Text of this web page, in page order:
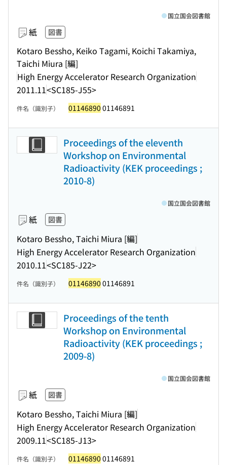
紙 図書
Kotaro Bessho, Keiko Tagami, Koichi Takamiya,
Taichi Miura [編]
High Energy Accelerator Research Organization
2011.11<SC185-J55>
国立国会図書館
件名（識別子） 01146890 01146891
Proceedings of the eleventh
Workshop on Environmental
Radioactivity (KEK proceedings ;
2010-8)
紙 図書
Kotaro Bessho, Taichi Miura [編]
High Energy Accelerator Research Organization
2010.11<SC185-J22>
国立国会図書館
件名（識別子） 01146890 01146891
Proceedings of the tenth
Workshop on Environmental
Radioactivity (KEK proceedings ;
2009-8)
紙 図書
Kotaro Bessho, Taichi Miura [編]
High Energy Accelerator Research Organization
2009.11<SC185-J13>
国立国会図書館
件名（識別子） 01146890 01146891